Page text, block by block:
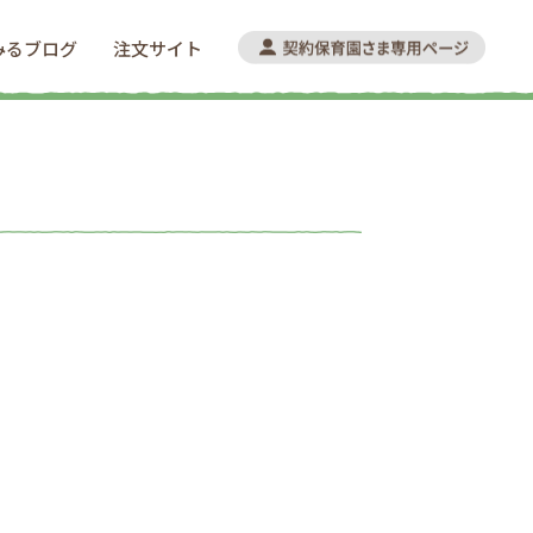
るブログ 注文サイト